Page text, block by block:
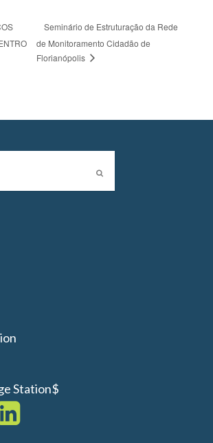
Seminário de Estruturação da Rede
de Monitoramento Cidadão de
Florianópolis
Station$